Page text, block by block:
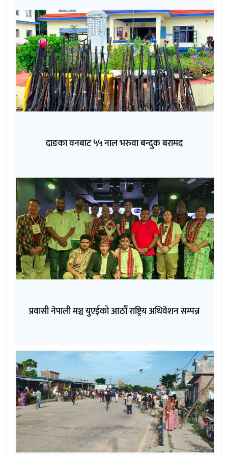
दाङका वनबाट ५५ नाल भरुवा बन्दुक बरामद
प्रवासी नेपाली मञ्च युएईको आठौँ राष्ट्रिय अधिवेशन सम्पन्न